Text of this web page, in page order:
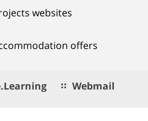
websites
offers
Webmail